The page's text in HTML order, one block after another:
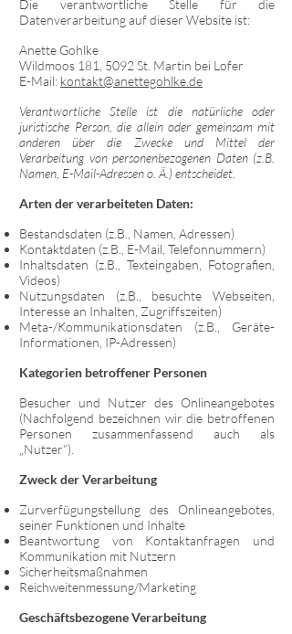
Die verantwortliche Stelle für die
Datenverarbeitung auf dieser Website ist:
Anette Gohlke
Wildmoos 181, 5092 St. Martin bei Lofer
E-Mail: kontakt@anettegohlke.de
Verantwortliche Stelle ist die natürliche oder
juristische Person, die allein oder gemeinsam mit
anderen über die Zwecke und Mittel der
Verarbeitung von personenbezogenen Daten (z.B.
Namen, E-Mail-Adressen o. Ä.) entscheidet.
Arten der verarbeiteten Daten:
Bestandsdaten (z.B., Namen, Adressen)
Kontaktdaten (z.B., E-Mail, Telefonnummern)
Inhaltsdaten (z.B., Texteingaben, Fotografien,
Videos)
Nutzungsdaten (z.B., besuchte Webseiten,
Interesse an Inhalten, Zugriffszeiten)
Meta-/Kommunikationsdaten (z.B., Geräte-
Informationen, IP-Adressen)
Kategorien betroffener Personen
Besucher und Nutzer des Onlineangebotes
(Nachfolgend bezeichnen wir die betroffenen
Personen zusammenfassend auch als
„Nutzer“).
Zweck der Verarbeitung
Zurverfügungstellung des Onlineangebotes,
seiner Funktionen und Inhalte
Beantwortung von Kontaktanfragen und
Kommunikation mit Nutzern
Sicherheitsmaßnahmen
Reichweitenmessung/Marketing
Geschäftsbezogene Verarbeitung